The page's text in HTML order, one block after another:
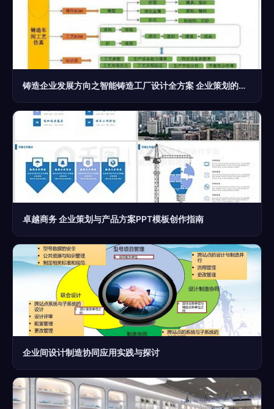
铸造企业发展方向之智能铸造工厂设计全方案 企业策划的转型路径与实践指引
卓越商务 企业策划与产品方案PPT模板创作指南
企业间设计制造协同应用实践与探讨